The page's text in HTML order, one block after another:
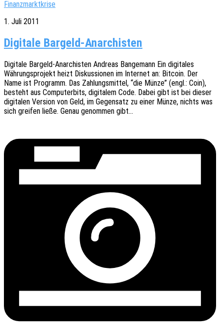
Finanzmarktkrise
1. Juli 2011
Digitale Bargeld-Anarchisten
Digi­ta­le Bargeld-Anar­chis­ten Andre­as Bange­mann Ein digi­ta­les
Währungs­pro­jekt heizt Diskus­sio­nen im Inter­net an: Bitco­in. Der
Name ist Programm. Das Zahlungs­mit­tel, “die Münze” (engl.: Coin),
besteht aus Compu­ter­bits, digi­ta­lem Code. Dabei gibt ist bei dieser
digi­ta­len Versi­on von Geld, im Gegen­satz zu einer Münze, nichts was
sich grei­fen ließe. Genau genom­men gibt…